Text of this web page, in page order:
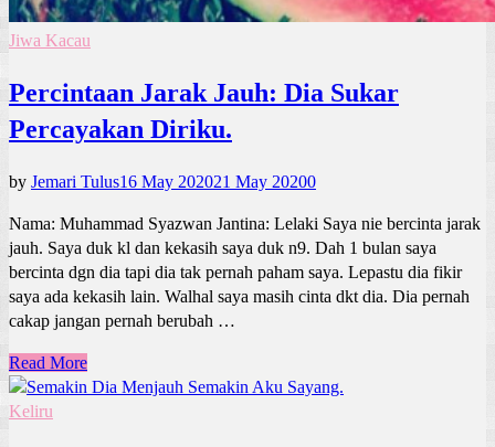
Jiwa Kacau
Percintaan Jarak Jauh: Dia Sukar
Percayakan Diriku.
by Jemari Tulus16 May 202021 May 20200
Nama: Muhammad Syazwan Jantina: Lelaki Saya nie bercinta jarak
jauh. Saya duk kl dan kekasih saya duk n9. Dah 1 bulan saya
bercinta dgn dia tapi dia tak pernah paham saya. Lepastu dia fikir
saya ada kekasih lain. Walhal saya masih cinta dkt dia. Dia pernah
cakap jangan pernah berubah …
Read More
Keliru